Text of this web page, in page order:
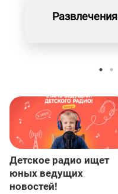
Развлечения
Детское радио ищет
юных ведущих
новостей!